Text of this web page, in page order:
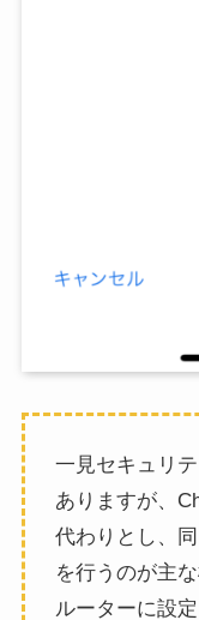
一見セキュリ
ありますが、
代わりとし、
を行うのが主
ルーターに設